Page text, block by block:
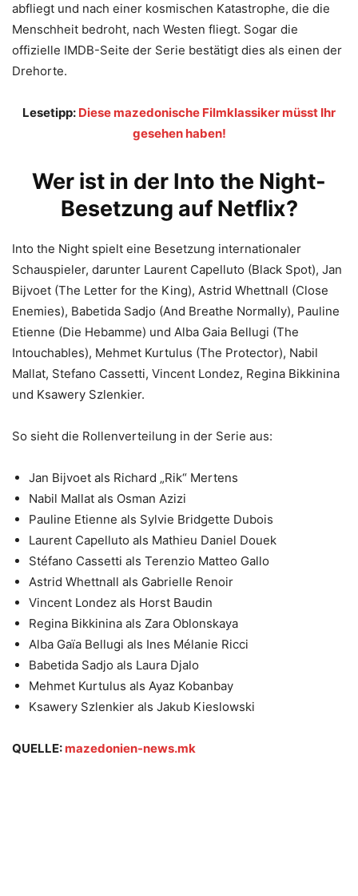
abfliegt und nach einer kosmischen Katastrophe, die die
Menschheit bedroht, nach Westen fliegt. Sogar die
offizielle IMDB-Seite der Serie bestätigt dies als einen der
Drehorte.
Lesetipp: Diese mazedonische Filmklassiker müsst Ihr
gesehen haben!
Wer ist in der Into the Night-
Besetzung auf Netflix?
Into the Night spielt eine Besetzung internationaler
Schauspieler, darunter Laurent Capelluto (Black Spot), Jan
Bijvoet (The Letter for the King), Astrid Whettnall (Close
Enemies), Babetida Sadjo (And Breathe Normally), Pauline
Etienne (Die Hebamme) und Alba Gaia Bellugi (The
Intouchables), Mehmet Kurtulus (The Protector), Nabil
Mallat, Stefano Cassetti, Vincent Londez, Regina Bikkinina
und Ksawery Szlenkier.
So sieht die Rollenverteilung in der Serie aus:
Jan Bijvoet als Richard „Rik“ Mertens
Nabil Mallat als Osman Azizi
Pauline Etienne als Sylvie Bridgette Dubois
Laurent Capelluto als Mathieu Daniel Douek
Stéfano Cassetti als Terenzio Matteo Gallo
Astrid Whettnall als Gabrielle Renoir
Vincent Londez als Horst Baudin
Regina Bikkinina als Zara Oblonskaya
Alba Gaïa Bellugi als Ines Mélanie Ricci
Babetida Sadjo als Laura Djalo
Mehmet Kurtulus als Ayaz Kobanbay
Ksawery Szlenkier als Jakub Kieslowski
QUELLE: mazedonien-news.mk